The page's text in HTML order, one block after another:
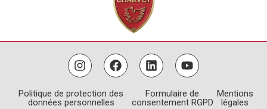
Politique de protection des
données personnelles
Formulaire de
consentement RGPD
Mentions
légales